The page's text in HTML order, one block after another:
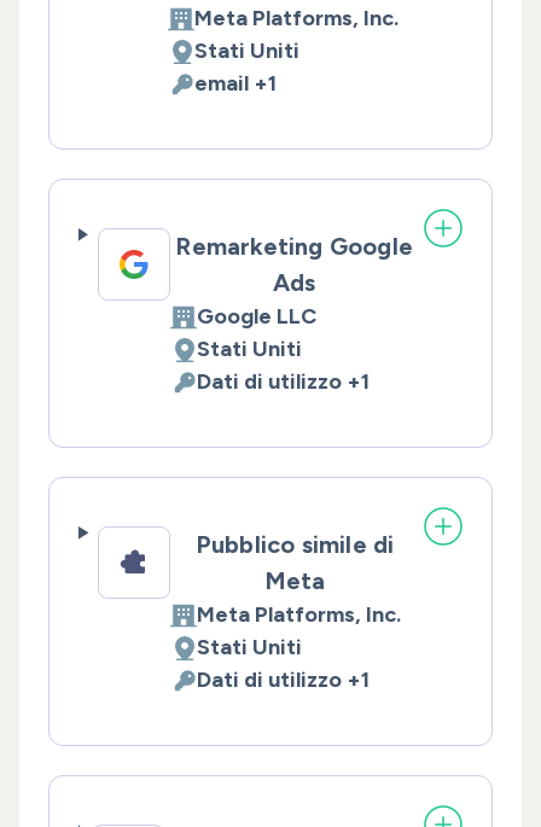
Azienda:
Meta Platforms, Inc.
Luogo del trattamento:
Stati Uniti
Dati Personali trattati:
email +1
Remarketing Google
Ads
Azienda:
Google LLC
Luogo del trattamento:
Stati Uniti
Dati Personali trattati:
Dati di utilizzo +1
Pubblico simile di
Meta
Azienda:
Meta Platforms, Inc.
Luogo del trattamento:
Stati Uniti
Dati Personali trattati:
Dati di utilizzo +1